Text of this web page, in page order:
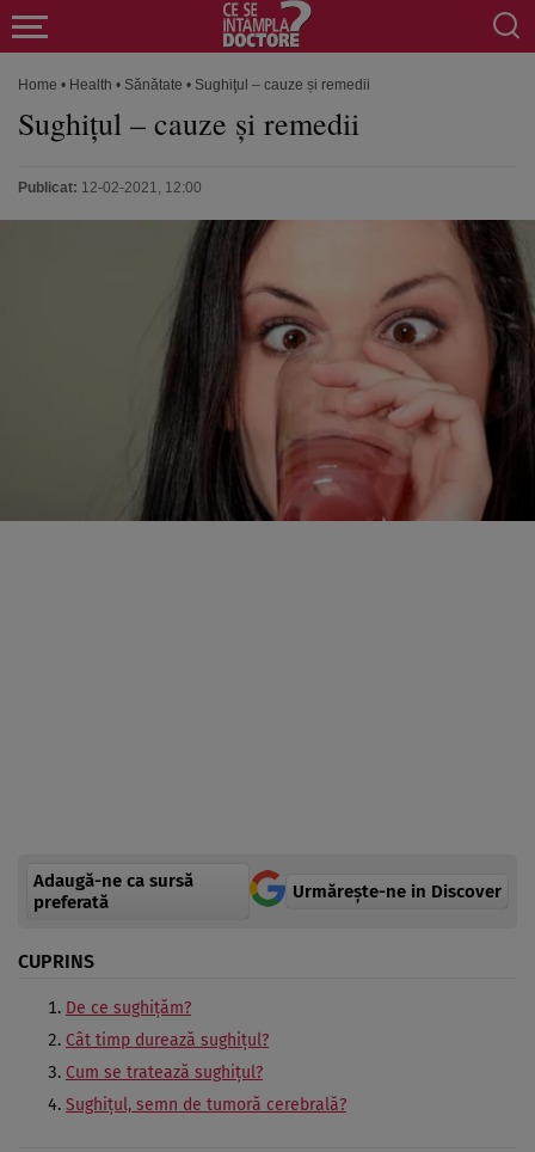
Home • Health • Sănătate • Sughiţul – cauze și remedii
Sughiţul – cauze și remedii
Publicat: 12-02-2021, 12:00
Adaugă-ne ca sursă
preferată
Urmărește-ne in Discover
CUPRINS
De ce sughițăm?
Cât timp durează sughițul?
Cum se tratează sughițul?
Sughițul, semn de tumoră cerebrală?